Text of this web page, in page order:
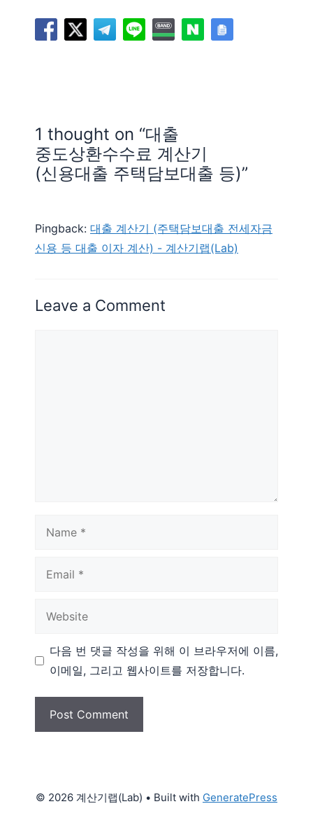
1 thought on “대출
중도상환수수료 계산기
(신용대출 주택담보대출 등)”
Pingback: 대출 계산기 (주택담보대출 전세자금
신용 등 대출 이자 계산) - 계산기랩(Lab)
Leave a Comment
다음 번 댓글 작성을 위해 이 브라우저에 이름,
이메일, 그리고 웹사이트를 저장합니다.
© 2026 계산기랩(Lab) • Built with GeneratePress